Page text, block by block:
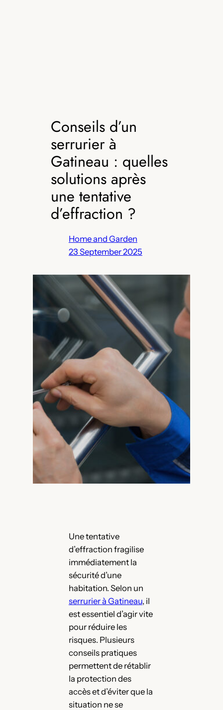
Conseils d’un
serrurier à
Gatineau : quelles
solutions après
une tentative
d’effraction ?
Home and Garden
23 September 2025
Une tentative
d’effraction fragilise
immédiatement la
sécurité d’une
habitation. Selon un
serrurier à Gatineau, il
est essentiel d’agir vite
pour réduire les
risques. Plusieurs
conseils pratiques
permettent de rétablir
la protection des
accès et d’éviter que la
situation ne se